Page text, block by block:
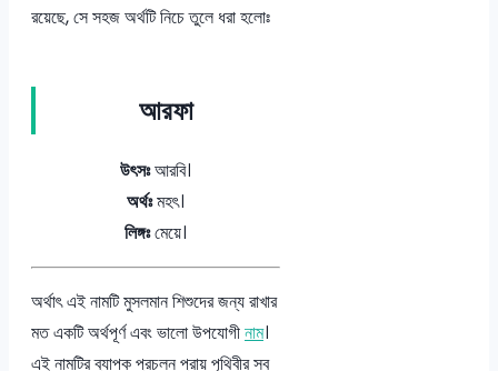
রয়েছে, সে সহজ অর্থটি নিচে তুলে ধরা হলোঃ
আরফা
উৎসঃআরবি।
অর্থঃমহৎ।
লিঙ্গঃমেয়ে।
অর্থাৎ এই নামটি মুসলমান শিশুদের জন্য রাখার
মত একটি অর্থপূর্ণ এবং ভালো উপযোগীনাম।
এই নামটির ব্যাপক প্রচলন প্রায় পৃথিবীর সব